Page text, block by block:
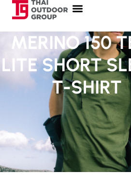
MERINO 150
LITE SHORT
T-SHIRT